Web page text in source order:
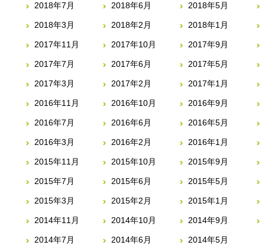
2018年7月 2018年6月 2018年5月
2018年3月 2018年2月 2018年1月
2017年11月 2017年10月 2017年9月
2017年7月 2017年6月 2017年5月
2017年3月 2017年2月 2017年1月
2016年11月 2016年10月 2016年9月
2016年7月 2016年6月 2016年5月
2016年3月 2016年2月 2016年1月
2015年11月 2015年10月 2015年9月
2015年7月 2015年6月 2015年5月
2015年3月 2015年2月 2015年1月
2014年11月 2014年10月 2014年9月
2014年7月 2014年6月 2014年5月